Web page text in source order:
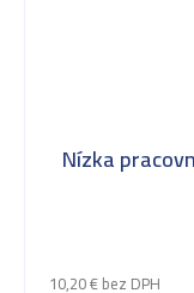
Nízka
hodnotenie
10,20 € bez DPH